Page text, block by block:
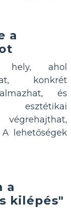
a
ahol
konkrét
és
esztétikai
lehetőségek
a
kilépés"